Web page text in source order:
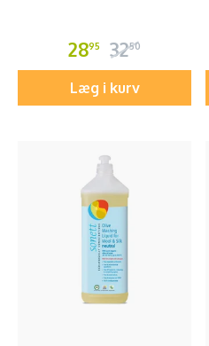
2895 3250
Læg i kurv